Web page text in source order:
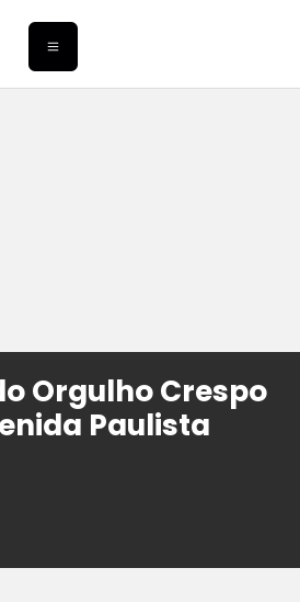
Orgulho Crespo
Paulista